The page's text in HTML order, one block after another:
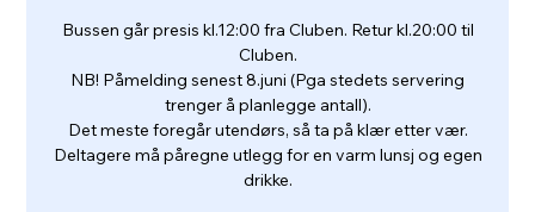
Bussen går presis kl.12:00 fra Cluben. Retur kl.20:00 til
Cluben.
NB! Påmelding senest 8.juni (Pga stedets servering
trenger å planlegge antall).
Det meste foregår utendørs, så ta på klær etter vær.
Deltagere må påregne utlegg for en varm lunsj og egen
drikke.